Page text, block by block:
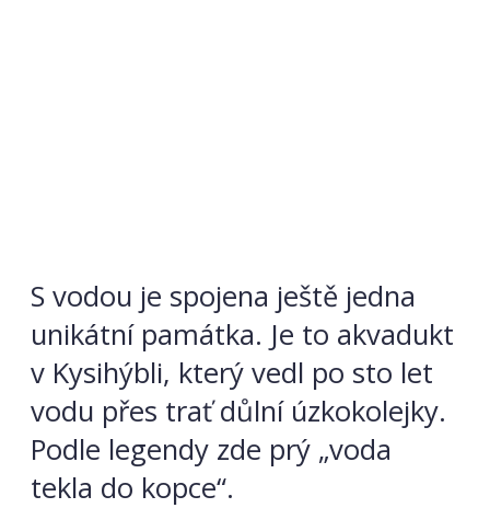
S vodou je spojena ještě jedna
unikátní památka. Je to akvadukt
v Kysihýbli, který vedl po sto let
vodu přes trať důlní úzkokolejky.
Podle legendy zde prý „voda
tekla do kopce“.